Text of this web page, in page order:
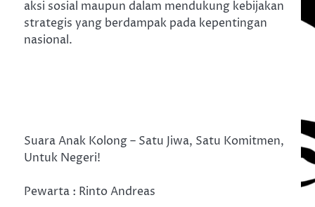
aksi sosial maupun dalam mendukung kebijakan
strategis yang berdampak pada kepentingan
nasional.
Suara Anak Kolong – Satu Jiwa, Satu Komitmen,
Untuk Negeri!
Pewarta : Rinto Andreas